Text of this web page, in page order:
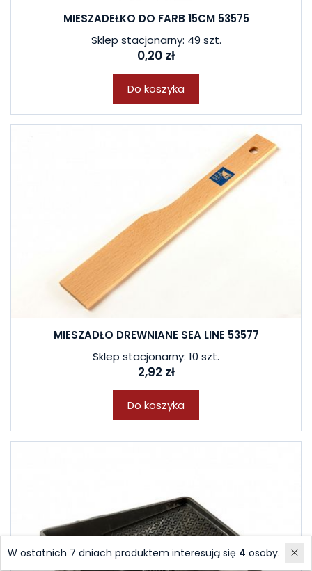
MIESZADEŁKO DO FARB 15CM 53575
Sklep stacjonarny: 49 szt.
0,20 zł
Do koszyka
MIESZADŁO DREWNIANE SEA LINE 53577
Sklep stacjonarny: 10 szt.
2,92 zł
Do koszyka
W ostatnich 7 dniach produktem interesują się 4 osoby.